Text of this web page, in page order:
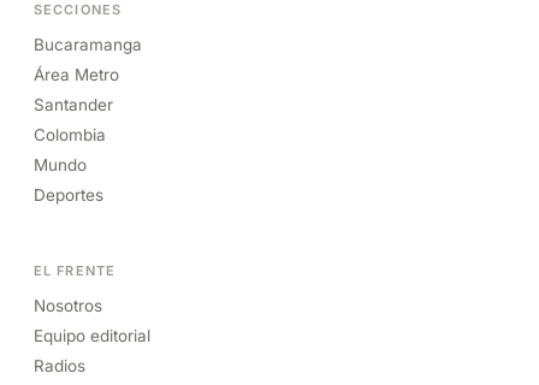
SECCIONES
Bucaramanga
Área Metro
Santander
Colombia
Mundo
Deportes
EL FRENTE
Nosotros
Equipo editorial
Radios